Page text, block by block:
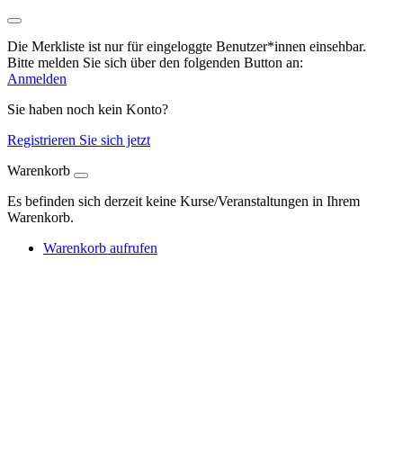
Die Merkliste ist nur für eingeloggte Benutzer*innen einsehbar.
Bitte melden Sie sich über den folgenden Button an:
Anmelden
Sie haben noch kein Konto?
Registrieren Sie sich jetzt
Warenkorb
Es befinden sich derzeit keine Kurse/Veranstaltungen in Ihrem
Warenkorb.
Warenkorb aufrufen